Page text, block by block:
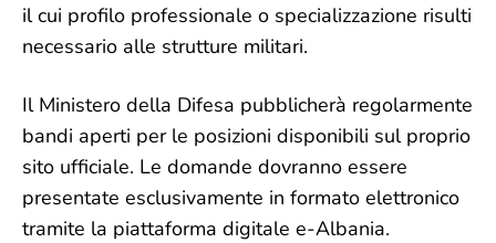
il cui profilo professionale o specializzazione risulti
necessario alle strutture militari.
Il Ministero della Difesa pubblicherà regolarmente
bandi aperti per le posizioni disponibili sul proprio
sito ufficiale. Le domande dovranno essere
presentate esclusivamente in formato elettronico
tramite la piattaforma digitale e-Albania.